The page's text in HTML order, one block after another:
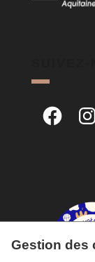
Facebook
Gestion des